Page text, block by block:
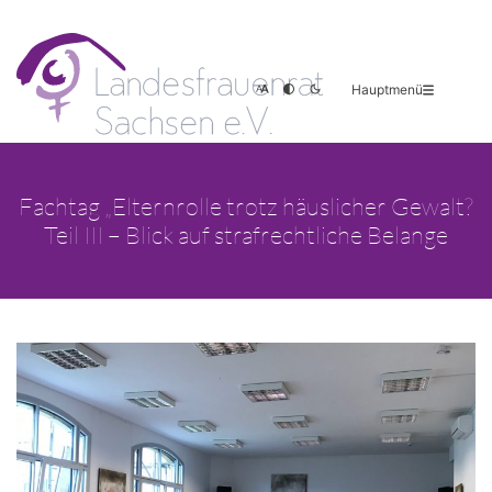
Hauptmenü
Fachtag „Elternrolle trotz häuslicher Gewalt?
Teil III – Blick auf strafrechtliche Belange